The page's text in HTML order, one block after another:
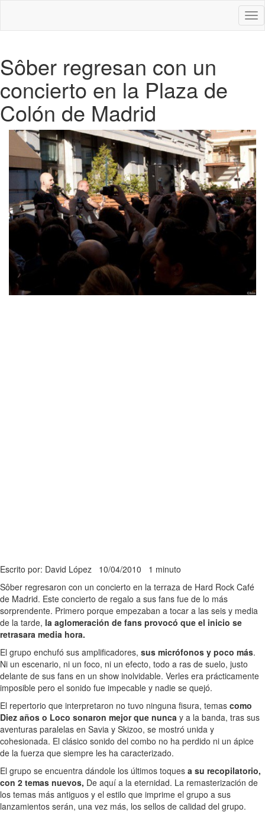
Sôber regresan con un
concierto en la Plaza de
Colón de Madrid
Escrito por: David López 10/04/2010 1 minuto
Sôber regresaron con un concierto en la terraza de Hard Rock Café
de Madrid. Este concierto de regalo a sus fans fue de lo más
sorprendente. Primero porque empezaban a tocar a las seis y media
de la tarde, la aglomeración de fans provocó que el inicio se
retrasara media hora.
El grupo enchufó sus amplificadores, sus micrófonos y poco más.
Ni un escenario, ni un foco, ni un efecto, todo a ras de suelo, justo
delante de sus fans en un show inolvidable. Verles era prácticamente
imposible pero el sonido fue impecable y nadie se quejó.
El repertorio que interpretaron no tuvo ninguna fisura, temas como
Diez años o Loco sonaron mejor que nunca y a la banda, tras sus
aventuras paralelas en Savia y Skizoo, se mostró unida y
cohesionada. El clásico sonido del combo no ha perdido ni un ápice
de la fuerza que siempre les ha caracterizado.
El grupo se encuentra dándole los últimos toques a su recopilatorio,
con 2 temas nuevos, De aquí a la eternidad. La remasterización de
los temas más antiguos y el estilo que imprime el grupo a sus
lanzamientos serán, una vez más, los sellos de calidad del grupo.